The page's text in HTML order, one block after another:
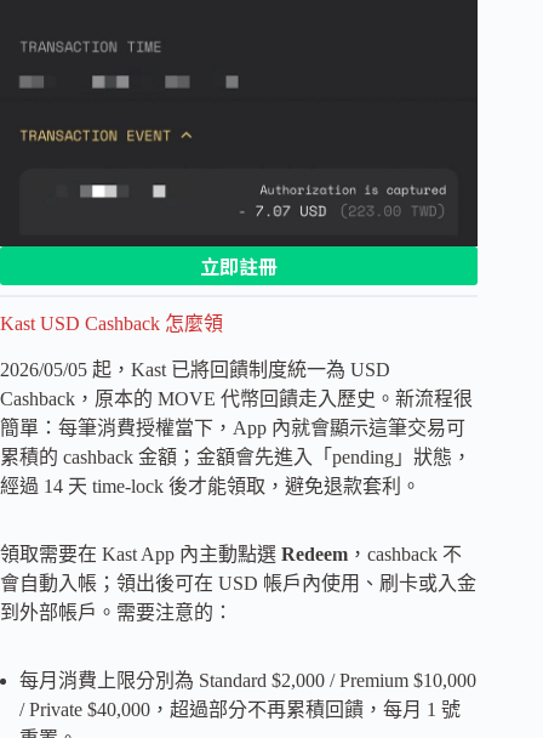
立即註冊
Kast USD Cashback 怎麼領
2026/05/05 起，Kast 已將回饋制度統一為 USD
Cashback，原本的 MOVE 代幣回饋走入歷史。新流程很
簡單：每筆消費授權當下，App 內就會顯示這筆交易可
累積的 cashback 金額；金額會先進入「pending」狀態，
經過 14 天 time-lock 後才能領取，避免退款套利。
領取需要在 Kast App 內主動點選 Redeem ，cashback 不
會自動入帳；領出後可在 USD 帳戶內使用、刷卡或入金
到外部帳戶。需要注意的：
每月消費上限分別為 Standard $2,000 / Premium $10,000
/ Private $40,000，超過部分不再累積回饋，每月 1 號